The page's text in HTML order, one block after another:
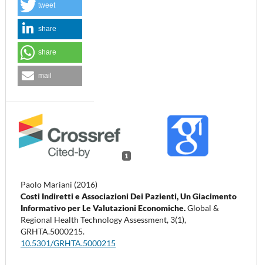
1
Paolo Mariani (2016)
Costi Indiretti e Associazioni Dei Pazienti, Un Giacimento
Informativo per Le Valutazioni Economiche.Global &
Regional Health Technology Assessment, 3(1),
GRHTA.5000215.
10.5301/GRHTA.5000215
tweet
share
share
mail